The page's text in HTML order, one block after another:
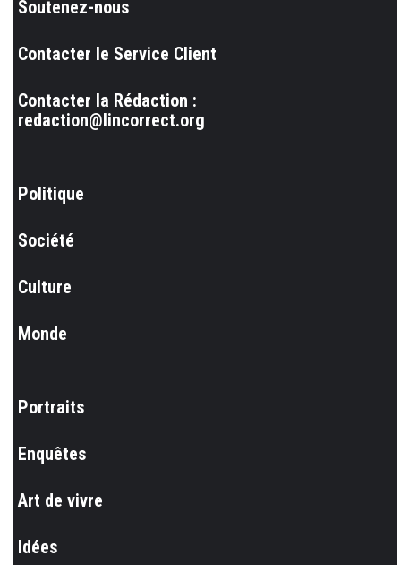
Soutenez-nous
Contacter le Service Client
Contacter la Rédaction :
redaction@lincorrect.org
Politique
Société
Culture
Monde
Portraits
Enquêtes
Art de vivre
Idées